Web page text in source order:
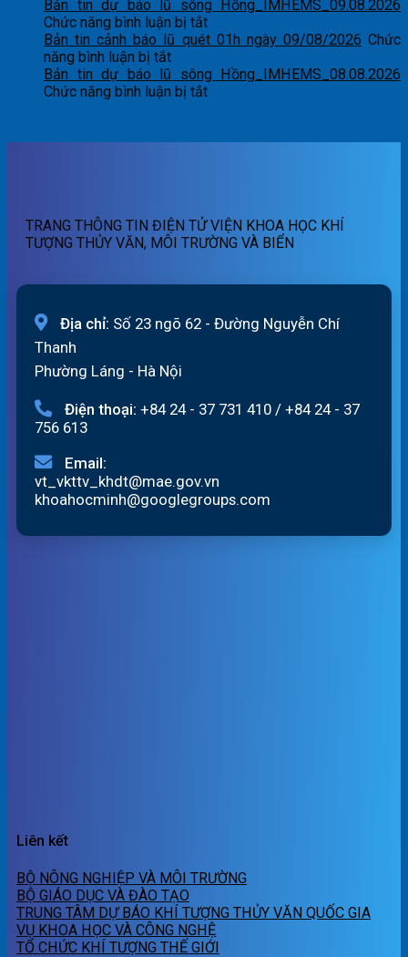
dự
sóng
mực
giờ
Bản
tin
dự
lũ
sông
Bản tin dự báo lũ sông Hồng_IMHEMS_09.08.2026
Chức năng bình luận bị tắtở
Bản
dự
báo
Hồng_IMHEMS_09.08.2026
Bản tin cảnh báo lũ quét 01h ngày 09/08/2026 Chức
năng bình luận bị tắtở
Bản
tin
lũ
Bản tin dự báo lũ sông Hồng_IMHEMS_08.08.2026
Chức năng bình luận bị tắtở
dự
TRANG THÔNG TIN ĐIỆN TỬ VIỆN KHOA HỌC KHÍ
TƯỢNG THỦY VĂN, MÔI TRƯỜNG VÀ BIỂN
Địa chỉ: Số 23 ngõ 62 - Đường Nguyễn Chí
Thanh
Phường Láng - Hà Nội
Điện thoại: +84 24 - 37 731 410 / +84 24 - 37
756 613
Email:
vt_vkttv_khdt@mae.gov.vn
khoahocminh@googlegroups.com
Liên kết
BỘ NÔNG NGHIỆP VÀ MÔI TRƯỜNG
BỘ GIÁO DỤC VÀ ĐÀO TẠO
TRUNG TÂM DỰ BÁO KHÍ TƯỢNG THỦY VĂN QUỐC GIA
VỤ KHOA HỌC VÀ CÔNG NGHỆ
TỔ CHỨC KHÍ TƯỢNG THẾ GIỚI